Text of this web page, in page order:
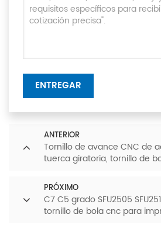
ENTREGAR
ANTERIOR
Tornillo de avance CNC de
tuerca giratoria, tornillo de
PRÓXIMO
C7 C5 grado SFU2505
tornillo de bola cnc para